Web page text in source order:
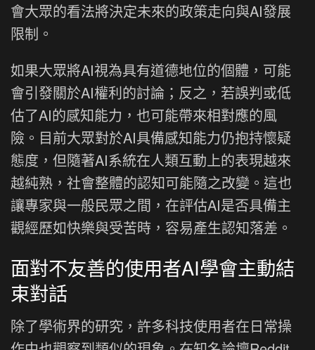
會大眾的看法將決定未來的政策走向與AI發展
限制。
如果大眾將AI視為具有道德地位的個體，可能
會引發關於AI權利的討論；反之，若誤判或低
估了AI的感知能力，也可能帶來相對應的風
險。目前大眾對於AI具備感知能力仍抱持懷疑
態度，但隨著AI系統在人類互動上的表現越來
越純熟，社會整體的認知可能隨之改變。這也
讓專家與一般民眾之間，在評估AI是否具備主
觀經歷如快樂與受苦時，容易產生認知落差。
面對不友善的使用者AI學會主動結
束對話
除了學術界的研究，許多科技使用者在日常操